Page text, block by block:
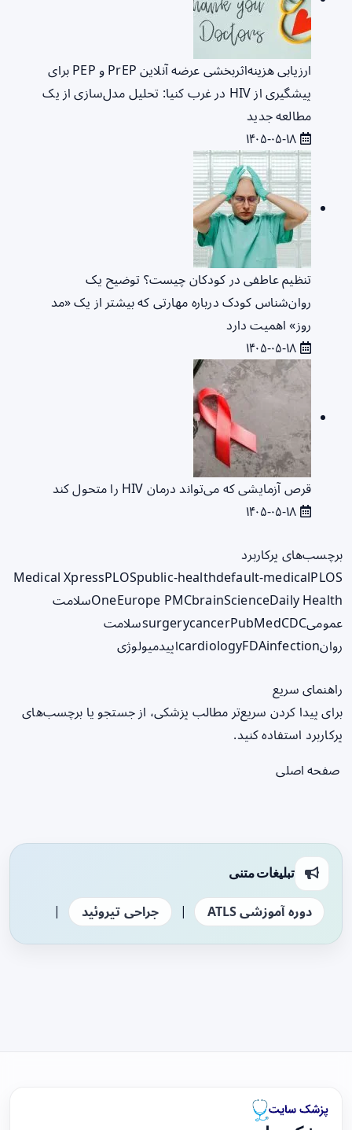
ارزیابی هزینه‌اثربخشی عرضه آنلاین PrEP و PEP برای
پیشگیری از HIV در غرب کنیا: تحلیل مدل‌سازی از یک
مطالعه جدید
تنظیم عاطفی در کودکان چیست؟ توضیح یک
روان‌شناس کودک درباره مهارتی که بیشتر از یک «مد
روز» اهمیت دارد
قرص آزمایشی که می‌تواند درمان HIV را متحول کند
برچسب‌های پرکاربرد
Medical XpressPLOSpublic-healthdefault-medicalPLOS
OneEurope PMCbrainScienceDaily Health
سلامت
عمومی
surgerycancerPubMedCDC
سلامت
روان
cardiologyFDAinfection اپیدمیولوژی
راهنمای سریع
برای پیدا کردن سریع‌تر مطالب پزشکی، از جستجو یا برچسب‌های
پرکاربرد استفاده کنید.
صفحه اصلی
تبلیغات متنی
دوره آموزشی ATLS | جراحی تیروئید |